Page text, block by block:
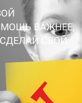
ВАЖНЕЕ,
СВОЙ